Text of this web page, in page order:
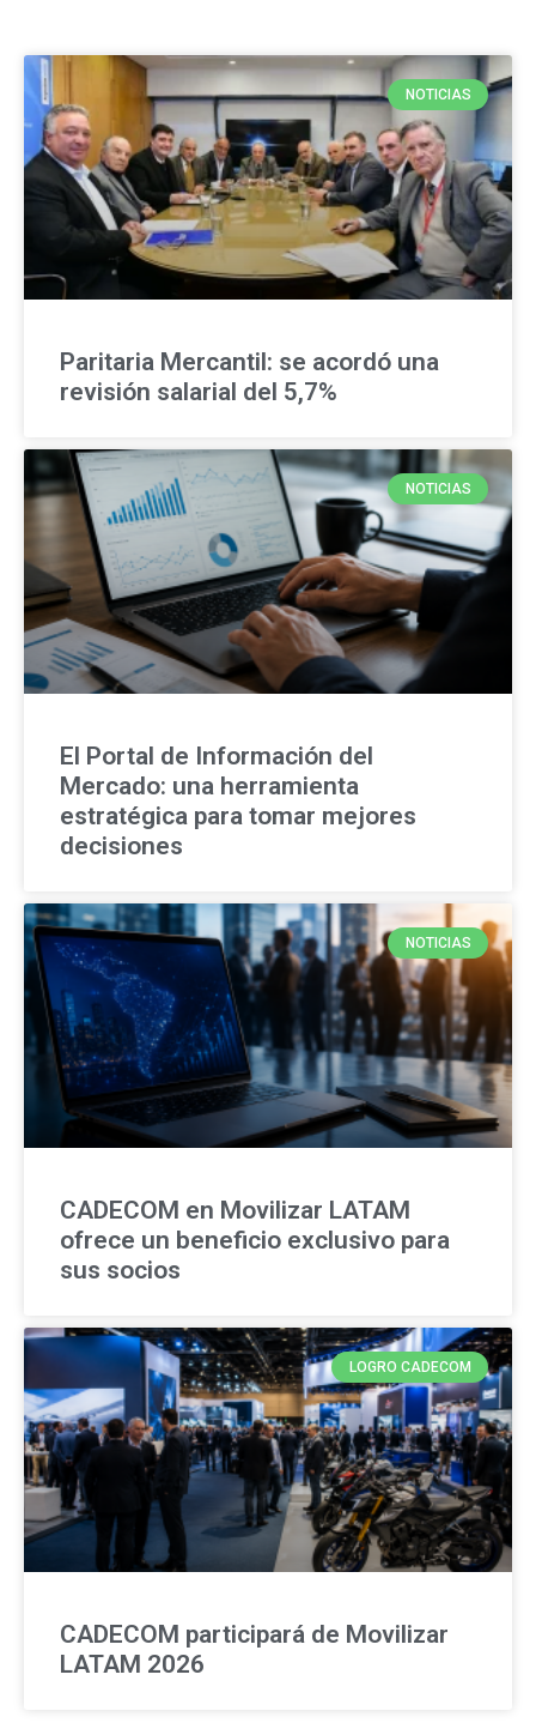
NOTICIAS
Paritaria Mercantil: se acordó una
revisión salarial del 5,7%
NOTICIAS
El Portal de Información del
Mercado: una herramienta
estratégica para tomar mejores
decisiones
NOTICIAS
CADECOM en Movilizar LATAM
ofrece un beneficio exclusivo para
sus socios
LOGRO CADECOM
CADECOM participará de Movilizar
LATAM 2026